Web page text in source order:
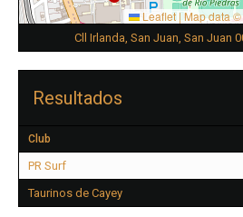
Leaflet |Map data ©
Cll Irlanda, San Juan, San Juan
Resultados
Club
PR Surf
Taurinos de Cayey